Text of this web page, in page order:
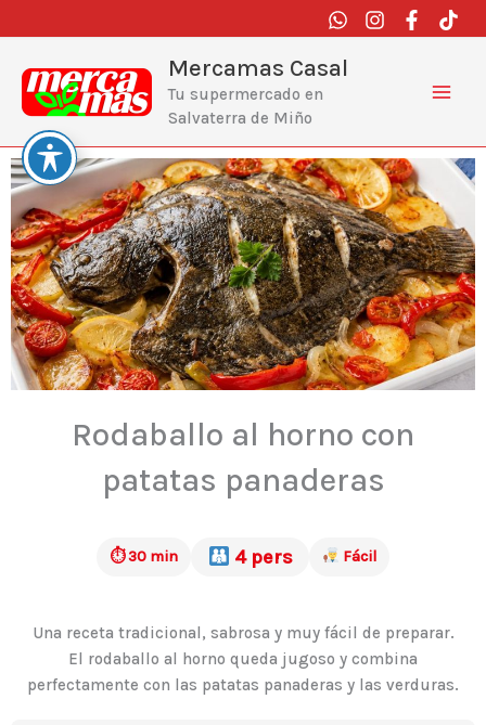
al
contenido
Mercamas Casal
Tu supermercado en
Salvaterra de Miño
Rodaballo al horno con
patatas panaderas
⏱ 30 min 4 pers Fácil
Una receta tradicional, sabrosa y muy fácil de preparar.
El rodaballo al horno queda jugoso y combina
perfectamente con las patatas panaderas y las verduras.